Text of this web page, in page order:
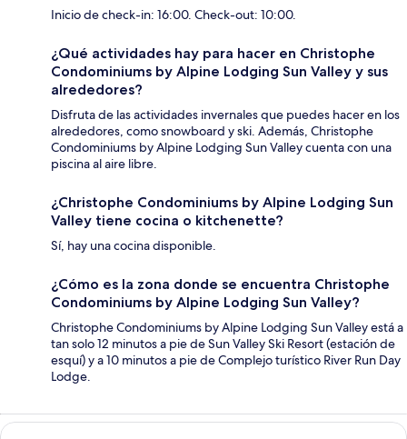
Inicio de check-in: 16:00. Check-out: 10:00.
¿Qué actividades hay para hacer en Christophe
Condominiums by Alpine Lodging Sun Valley y sus
alrededores?
Disfruta de las actividades invernales que puedes hacer en los
alrededores, como snowboard y ski. Además, Christophe
Condominiums by Alpine Lodging Sun Valley cuenta con una
piscina al aire libre.
¿Christophe Condominiums by Alpine Lodging Sun
Valley tiene cocina o kitchenette?
Sí, hay una cocina disponible.
¿Cómo es la zona donde se encuentra Christophe
Condominiums by Alpine Lodging Sun Valley?
Christophe Condominiums by Alpine Lodging Sun Valley está a
tan solo 12 minutos a pie de Sun Valley Ski Resort (estación de
esquí) y a 10 minutos a pie de Complejo turístico River Run Day
Lodge.